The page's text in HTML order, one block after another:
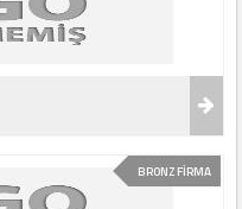
BRONZ FİRMA